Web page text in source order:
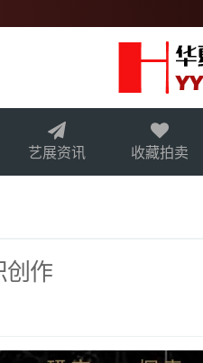
艺展资讯 收藏拍卖
创作